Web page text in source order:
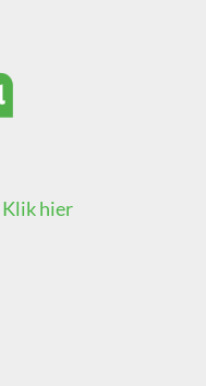
Klik hier